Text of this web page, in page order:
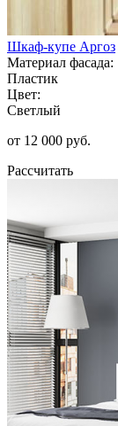
Шкаф-купе Аргоз
Материал фасада:
Пластик
Цвет:
Светлый
от 12 000 руб.
Рассчитать